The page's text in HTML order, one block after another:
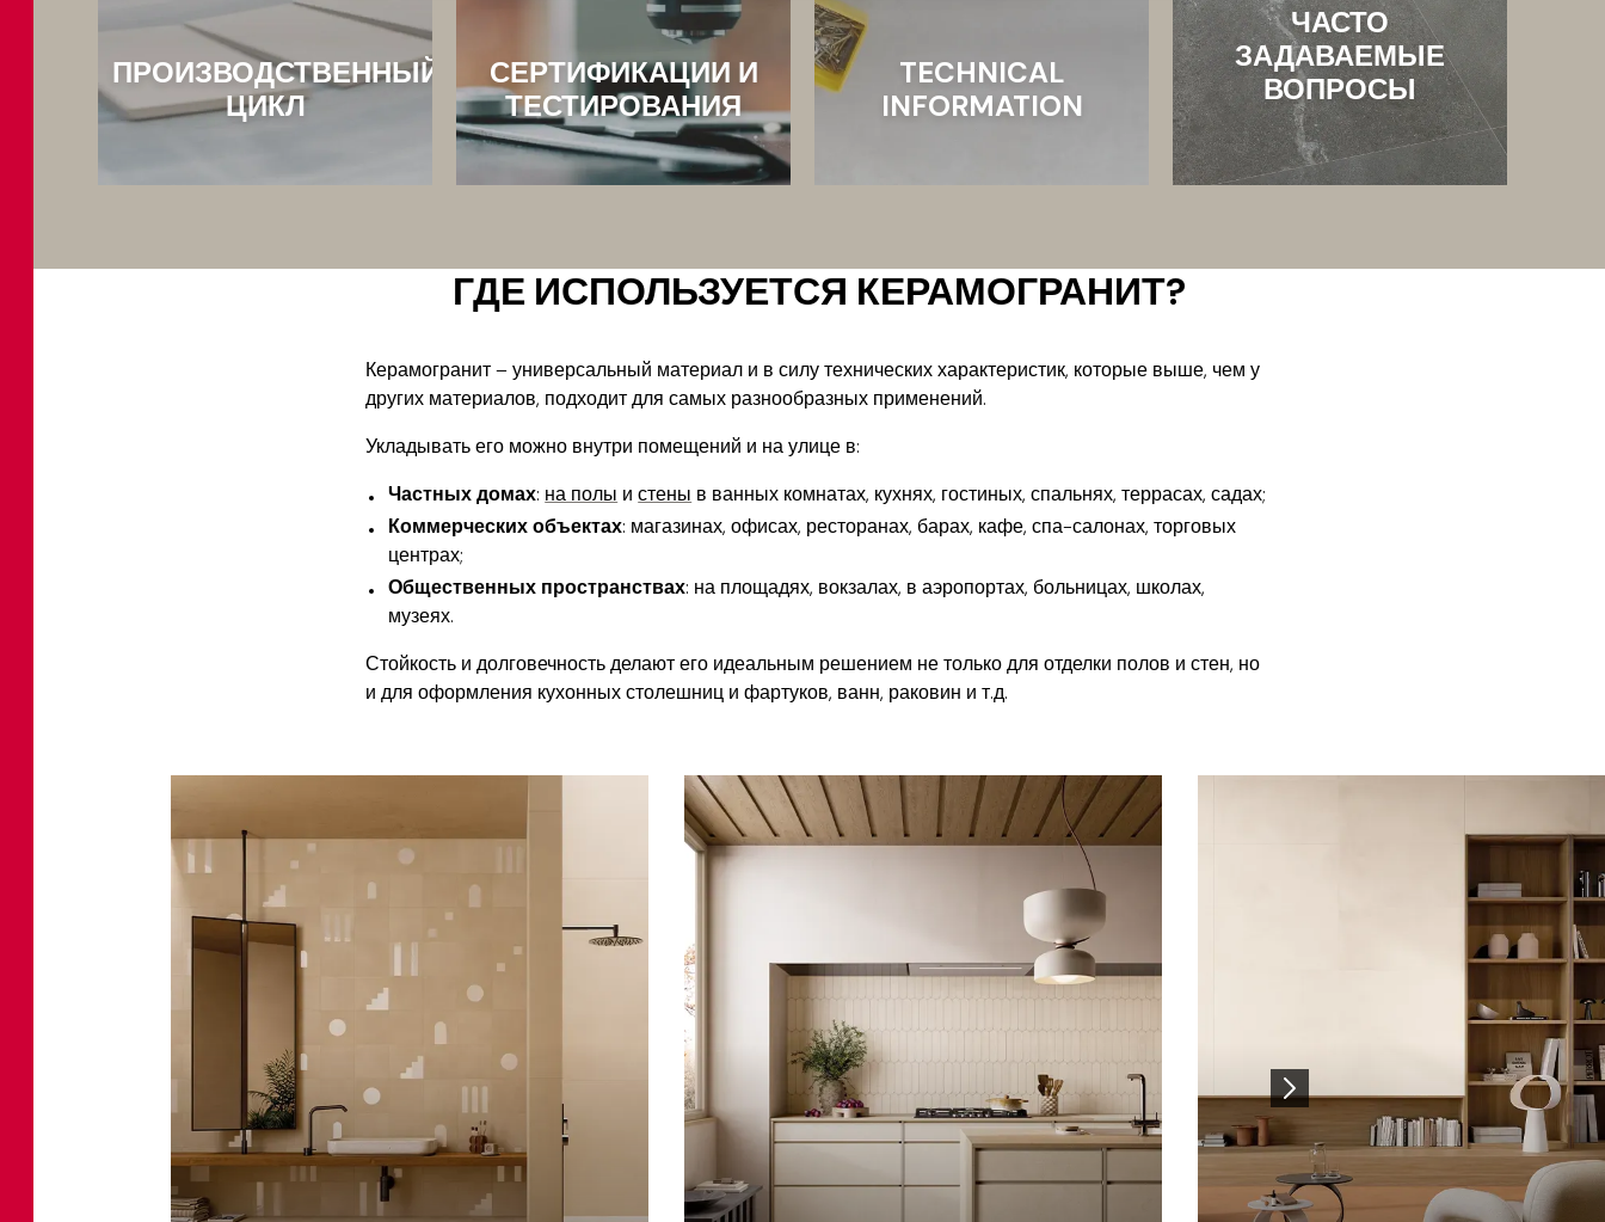
ПРОИЗВОДСТВЕННЫЙ
ЦИКЛ
СЕРТИФИКАЦИИ И
ТЕСТИРОВАНИЯ
TECHNICAL
INFORMATION
ЧАСТО
ЗАДАВАЕМЫЕ
ВОПРОСЫ
ГДЕ ИСПОЛЬЗУЕТСЯ КЕРАМОГРАНИТ?
Керамогранит – универсальный материал и в силу технических характеристик, которые выше, чем у
других материалов, подходит для самых разнообразных применений.
Укладывать его можно внутри помещений и на улице в:
Частных домах: на полы истены в ванных комнатах, кухнях, гостиных, спальнях, террасах, садах;
Коммерческих объектах: магазинах, офисах, ресторанах, барах, кафе, спа-салонах, торговых
центрах;
Общественных пространствах: на площадях, вокзалах, в аэропортах, больницах, школах,
музеях.
Стойкость и долговечность делают его идеальным решением не только для отделки полов и стен, но
и для оформления кухонных столешниц и фартуков, ванн, раковин и т.д.